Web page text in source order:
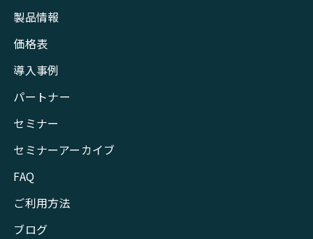
製品情報
価格表
導入事例
パートナー
セミナー
セミナーアーカイブ
FAQ
ご利用方法
ブログ